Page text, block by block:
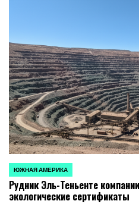
ОПУБЛИКОВАНО
В
ЮЖНАЯ АМЕРИКА
Рудник Эль-Теньенте
экологические сертификаты